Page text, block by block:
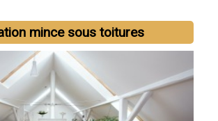
mince sous toitures